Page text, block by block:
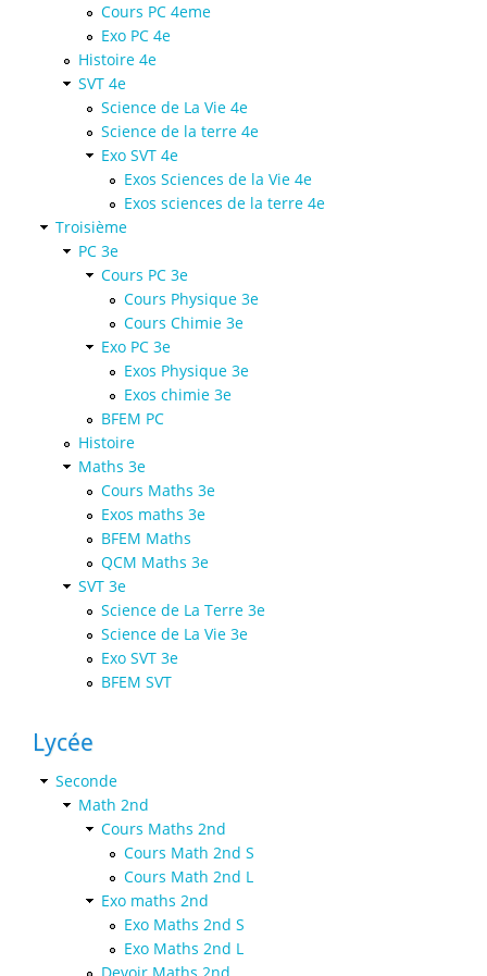
Cours PC 4eme
Exo PC 4e
Histoire 4e
SVT 4e
Science de La Vie 4e
Science de la terre 4e
Exo SVT 4e
Exos Sciences de la Vie 4e
Exos sciences de la terre 4e
Troisième
PC 3e
Cours PC 3e
Cours Physique 3e
Cours Chimie 3e
Exo PC 3e
Exos Physique 3e
Exos chimie 3e
BFEM PC
Histoire
Maths 3e
Cours Maths 3e
Exos maths 3e
BFEM Maths
QCM Maths 3e
SVT 3e
Science de La Terre 3e
Science de La Vie 3e
Exo SVT 3e
BFEM SVT
Lycée
Seconde
Math 2nd
Cours Maths 2nd
Cours Math 2nd S
Cours Math 2nd L
Exo maths 2nd
Exo Maths 2nd S
Exo Maths 2nd L